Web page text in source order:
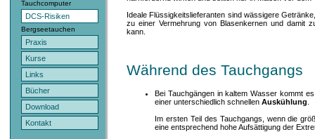
Tauchcomputer
DCS-Risiken
Bergseetauchen
Praxis
Kurse
Links
Bücher
Download
Kontakt
Ideale Flüssigkeitslieferanten sind wässigere
zu einer Vermehrung von Blasenkernen und damit
kann.
Während des Tauchgangs
Bei Tauchgängen in kaltem Wasser kommt
einer unterschiedlich schnellen Auskühlung
Im ersten Teil des Tauchgangs, wenn die
eine entsprechend hohe Aufsättigung der